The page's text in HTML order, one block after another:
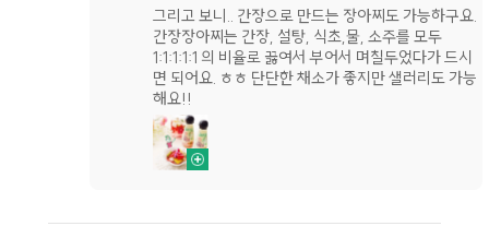
그리고 보니.. 간장으로 만드는 장아찌도 가능하구요.
간장장아찌는 간장, 설탕, 식초,물, 소주를 모두
1:1:1:1:1 의 비율로 끓여서 부어서 며칠두었다가 드시
면 되어요. ㅎㅎ 단단한 채소가 좋지만 샐러리도 가능
해요!!